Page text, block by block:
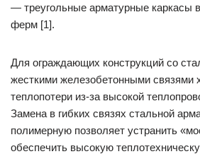
— треугольные арматурные каркасы
ферм [1].
Для ограждающих конструкций со
жесткими железобетонными связями
теплопотери из-за высокой
Замена в гибких связях стальной
полимерную позволяет устранить
обеспечить высокую